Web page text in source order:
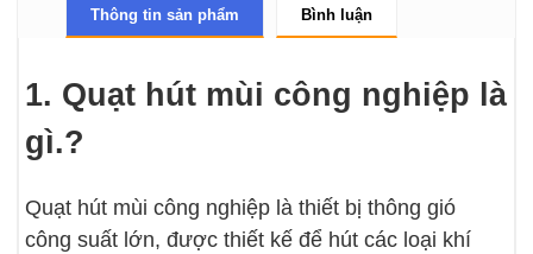
Thông tin sản phẩm Bình luận
1. Quạt hút mùi công nghiệp là
gì.?
Quạt hút mùi công nghiệp là thiết bị thông gió
công suất lớn, được thiết kế để hút các loại khí